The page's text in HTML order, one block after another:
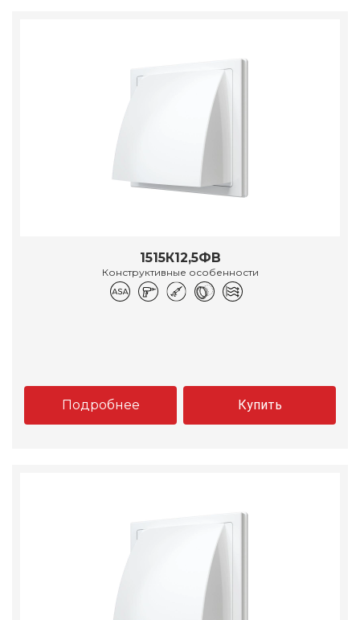
1515К12,5ФВ
Конструктивные особенности
Подробнее Купить